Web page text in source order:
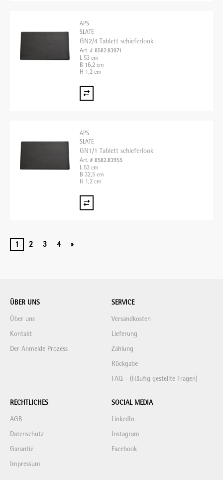
APS
SLATE
GN2/4 Tablett schieferlook
Art. # 8582.83971
L 53 cm
B 16,2 cm
H 1,2 cm
APS
SLATE
GN1/1 Tablett schieferlook
Art. # 8582.83955
L 53 cm
B 32,5 cm
H 1,2 cm
1 2 3 4 »
ÜBER UNS
Über uns
Kontakt
Der Anmelde Prozess
SERVICE
Versandkosten
Lieferung
Zahlung
Rückgabe
FAQ - (Häufig gestellte Fragen)
RECHTLICHES
AGB
Datenschutz
Garantie
Impressum
SOCIAL MEDIA
LinkedIn
Instagram
Facebook